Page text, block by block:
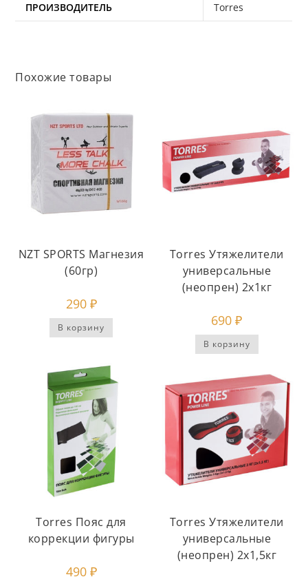
ПРОИЗВОДИТЕЛЬ Torres
Похожие товары
NZT SPORTS Магнезия
(60гр)
290 ₽
В корзину
Torres Утяжелители
универсальные
(неопрен) 2х1кг
690₽
В корзину
Torres Пояс для
коррекции фигуры
490 ₽
Torres Утяжелители
универсальные
(неопрен) 2х1,5кг